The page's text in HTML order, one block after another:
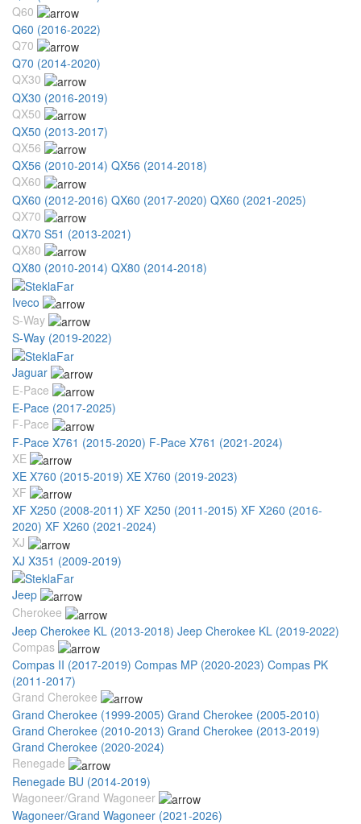
Q60
Q60 (2016-2022)
Q70
Q70 (2014-2020)
QX30
QX30 (2016-2019)
QX50
QX50 (2013-2017)
QX56
QX56 (2010-2014) QX56 (2014-2018)
QX60
QX60 (2012-2016) QX60 (2017-2020) QX60 (2021-2025)
QX70
QX70 S51 (2013-2021)
QX80
QX80 (2010-2014) QX80 (2014-2018)
Iveco
S-Way
S-Way (2019-2022)
Jaguar
E-Pace
E-Pace (2017-2025)
F-Pace
F-Pace X761 (2015-2020) F-Pace X761 (2021-2024)
XE
XE X760 (2015-2019) XE X760 (2019-2023)
XF
XF X250 (2008-2011) XF X250 (2011-2015) XF X260 (2016-
2020) XF X260 (2021-2024)
XJ
XJ X351 (2009-2019)
Jeep
Cherokee
Jeep Cherokee KL (2013-2018) Jeep Cherokee KL (2019-2022)
Compas
Compas II (2017-2019) Compas MP (2020-2023) Compas PK
(2011-2017)
Grand Cherokee
Grand Cherokee (1999-2005) Grand Cherokee (2005-2010)
Grand Cherokee (2010-2013) Grand Cherokee (2013-2019)
Grand Cherokee (2020-2024)
Renegade
Renegade BU (2014-2019)
Wagoneer/Grand Wagoneer
Wagoneer/Grand Wagoneer (2021-2026)